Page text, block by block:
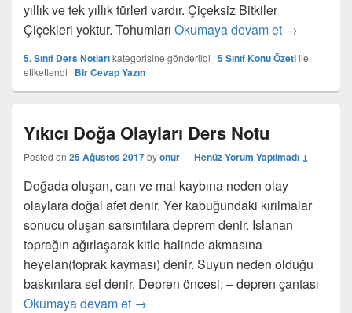
yıllık ve tek yıllık türleri vardır. Çiçeksiz Bitkiler
Çiçekleri yoktur. Tohumları Okumaya devam et Bitkiler
→
5. Sınıf Ders Notlarıkategorisine gönderildi | 5 Sınıf Konu Özetiile
etiketlendi | Bir Cevap Yazın
Yıkıcı Doğa Olayları Ders Notu
Posted on 25 Ağustos 2017byonur—Henüz Yorum Yapılmadı ↓
Doğada oluşan, can ve mal kaybına neden olay
olaylara doğal afet denir. Yer kabuğundaki kırılmalar
sonucu oluşan sarsıntılara deprem denir. Islanan
toprağın ağırlaşarak kitle halinde akmasına
heyelan(toprak kayması) denir. Suyun neden olduğu
baskınlara sel denir. Depren öncesi; – depren çantası
Okumaya devam et Yıkıcı Doğa Olayları Ders Notu
→